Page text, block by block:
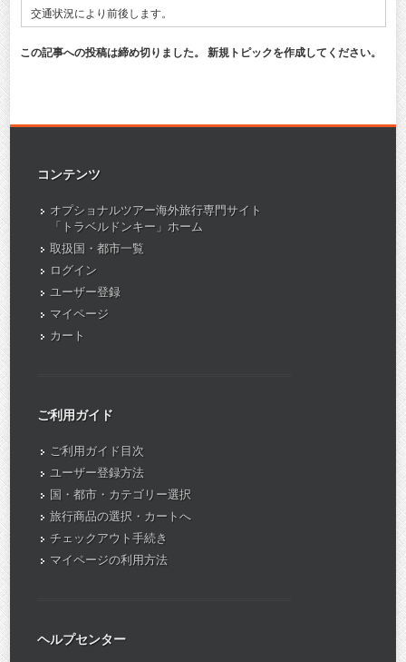
交通状況により前後します。
この記事への投稿は締め切りました。 新規トピックを作成してください。
コンテンツ
オプショナルツアー海外旅行専門サイト
「トラベルドンキー」ホーム
取扱国・都市一覧
ログイン
ユーザー登録
マイページ
カート
ご利用ガイド
ご利用ガイド目次
ユーザー登録方法
国・都市・カテゴリー選択
旅行商品の選択・カートへ
チェックアウト手続き
マイページの利用方法
ヘルプセンター